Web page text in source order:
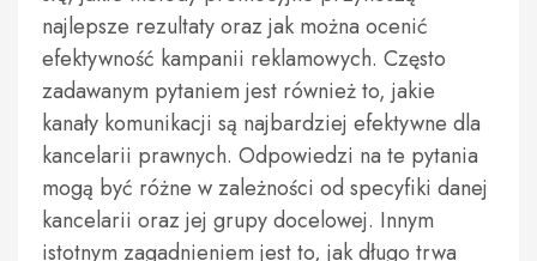
najlepsze rezultaty oraz jak można ocenić
efektywność kampanii reklamowych. Często
zadawanym pytaniem jest również to, jakie
kanały komunikacji są najbardziej efektywne dla
kancelarii prawnych. Odpowiedzi na te pytania
mogą być różne w zależności od specyfiki danej
kancelarii oraz jej grupy docelowej. Innym
istotnym zagadnieniem jest to, jak długo trwa